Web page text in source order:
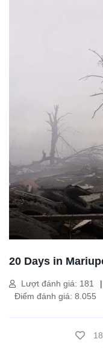
20 Days in
Lượt đánh giá: 181
Điểm đánh giá: 8.055